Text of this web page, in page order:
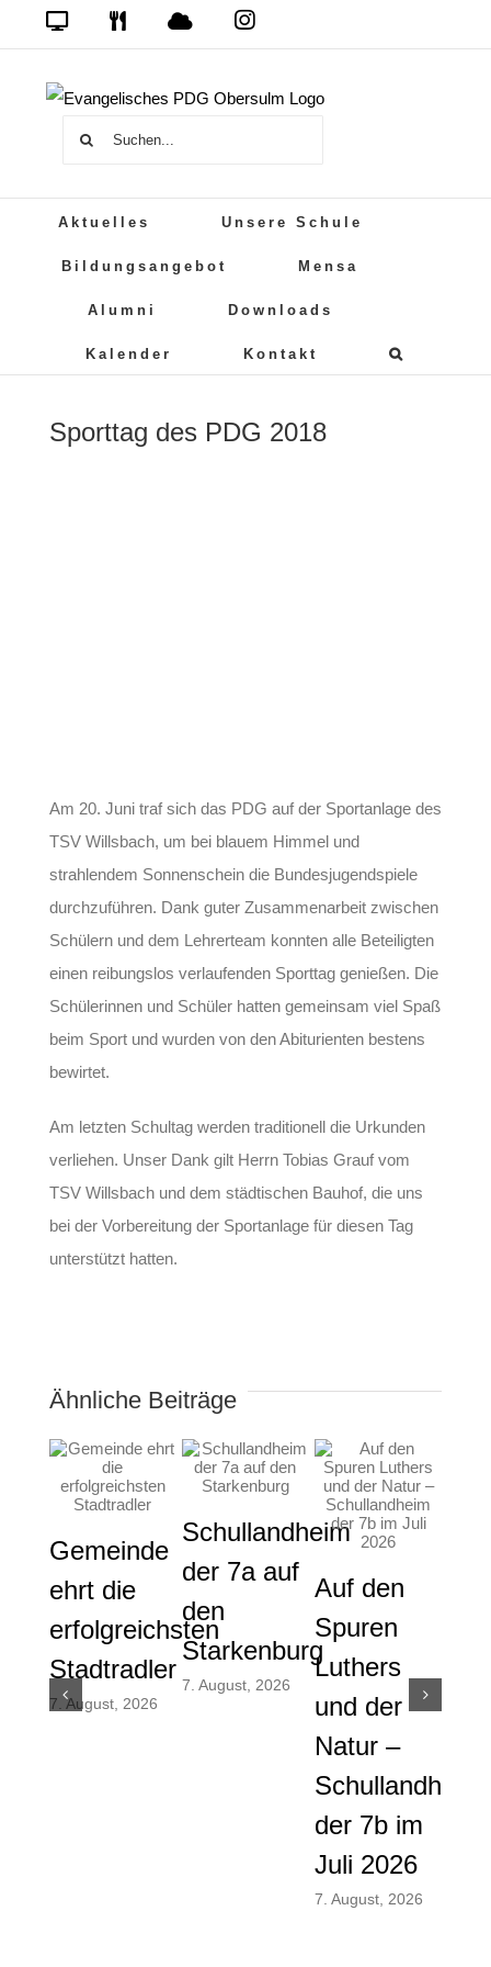
Inhalt
springen
Mensa PDG
Das
Instagram
Suche
Aktuelles Unsere Schule
Bildungsangebot Mensa
Alumni Downloads
Kalender Kontakt
Sporttag des PDG 2018
Am 20. Juni traf sich das PDG auf der Sportanlage des
TSV Willsbach, um bei blauem Himmel und
strahlendem Sonnenschein die Bundesjugendspiele
durchzuführen. Dank guter Zusammenarbeit zwischen
Schülern und dem Lehrerteam konnten alle Beteiligten
einen reibungslos verlaufenden Sporttag genießen. Die
Schülerinnen und Schüler hatten gemeinsam viel Spaß
beim Sport und wurden von den Abiturienten bestens
bewirtet.
Am letzten Schultag werden traditionell die Urkunden
verliehen. Unser Dank gilt Herrn Tobias Grauf vom
TSV Willsbach und dem städtischen Bauhof, die uns
bei der Vorbereitung der Sportanlage für diesen Tag
unterstützt hatten.
Ähnliche Beiträge
Gemeinde
ehrt die
erfolgreichsten
Stadtradler
7. August, 2026
Schullandheim
der 7a auf
den
Starkenburg
7. August, 2026
Auf den
Spuren
Luthers
und der
Natur –
Schullandheim
der 7b im
Juli 2026
7. August, 2026